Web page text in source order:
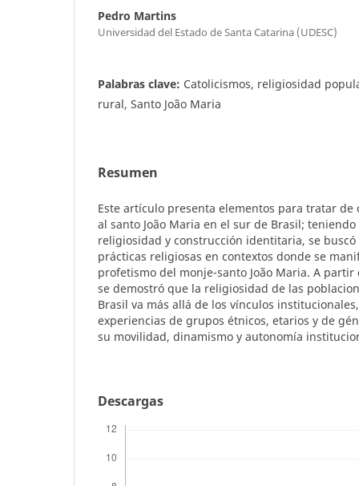
Pedro Martins
Universidad del Estado de Santa Catarina (UDESC)
Palabras clave: Catolicismos, religiosidad
rural, Santo João Maria
Resumen
Este artículo presenta elementos para tratar de
al santo João Maria en el sur de Brasil;
religiosidad y construcción identitaria, se
prácticas religiosas en contextos donde se
profetismo del monje-santo João Maria. A partir
se demostró que la religiosidad de las
Brasil va más allá de los vínculos
experiencias de grupos étnicos, etarios y de
su movilidad, dinamismo y autonomía
Descargas